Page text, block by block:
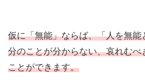
仮に「無能」ならば、「人を無能
分のことが分からない、哀れむべ
ことができます。